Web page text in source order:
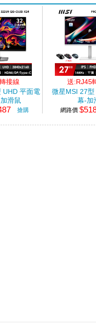
接線
UHD 平面電
滑鼠
240Hz/0.03ms/QD-
搶購
送:RJ45
微星MSI 27
幕-加
(27"/網路價